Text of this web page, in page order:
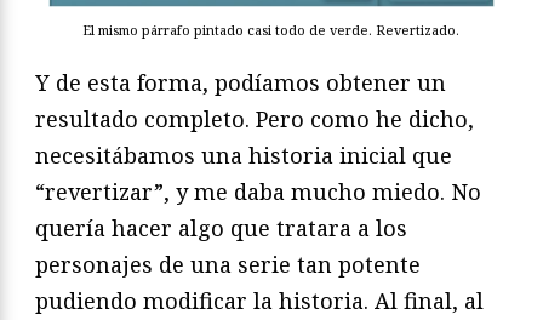
El mismo párrafo pintado casi todo de verde. Revertizado.
Y de esta forma, podíamos obtener un
resultado completo. Pero como he dicho,
necesitábamos una historia inicial que
“revertizar”, y me daba mucho miedo. No
quería hacer algo que tratara a los
personajes de una serie tan potente
pudiendo modificar la historia. Al final, al